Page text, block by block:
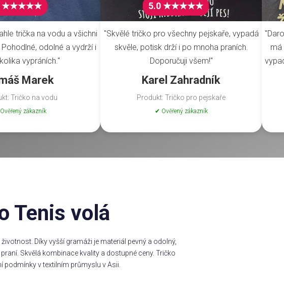
★★★★★
trička na vodu a všichni
odolné a vydrží i
vypráních."
Marek
Tričko na vodu
zákazník
5.0 ★★★★★
"Skvělé tričko pro všechny pejskaře, vypadá
skvěle, potisk drží i po mnoha praních.
Doporučuji všem!"
Karel Zahradník
Produkt: Tričko pro pejskaře
✔ Ověřený zákazník
má
Tenis volá
Díky vyšší gramáži je materiál pevný a odolný,
Skvělá kombinace kvality a dostupné ceny. Tričko
podmínky v textilním průmyslu v Asii.